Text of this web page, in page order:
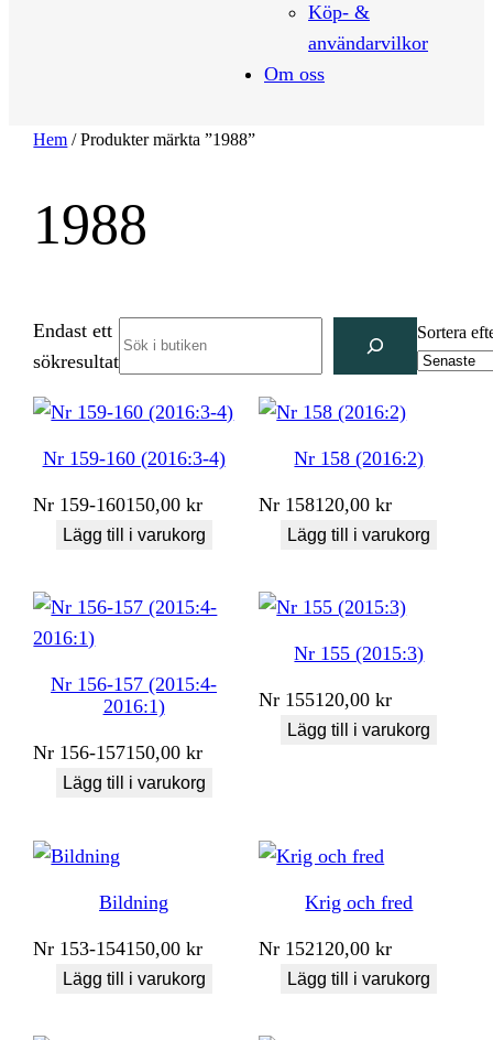
Köp- &
användarvilkor
Om oss
Hem / Produkter märkta ”1988”
1988
Endast ett
sökresultat
Sortera
Nr 159-160 (2016:3-4)
Nr 159-160150,00kr
Lägg till i varukorg
Nr 158 (2016:2)
Nr 158120,00kr
Lägg till i varukorg
Nr 156-157 (2015:4-
2016:1)
Nr 156-157150,00kr
Lägg till i varukorg
Nr 155 (2015:3)
Nr 155120,00kr
Lägg till i varukorg
Bildning
Nr 153-154150,00kr
Lägg till i varukorg
Krig och fred
Nr 152120,00kr
Lägg till i varukorg